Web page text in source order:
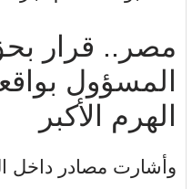
مصر.. قرار
المسؤول
الهرم الأكبر
وأشارت مصادر داخل